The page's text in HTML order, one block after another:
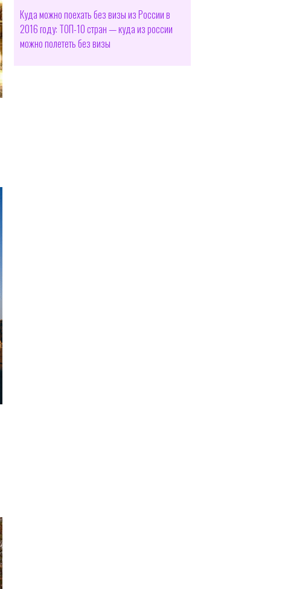
Куда можно поехать без визы из России в
2016 году: ТОП-10 стран — куда из россии
можно полететь без визы